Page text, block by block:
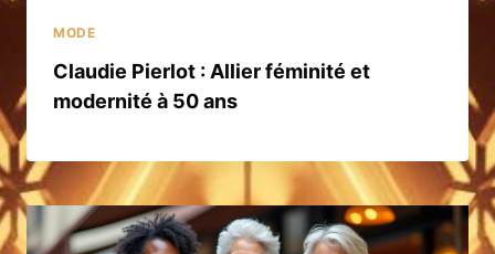
MODE
Claudie Pierlot : Allier féminité et
modernité à 50 ans